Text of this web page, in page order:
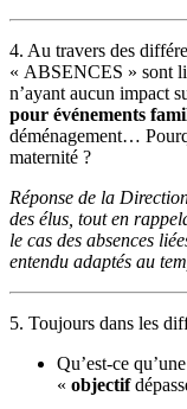
4. Au travers des
« ABSENCES » sont
n’ayant aucun impact
pour événements
déménagement…
maternité ?
Réponse de la
des élus, tout en
le cas des absences
entendu adaptés au
5. Toujours dans les
Qu’est-ce
« objectif